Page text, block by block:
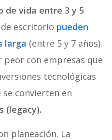
de vida entre 3 y 5
escritorio pueden
larga (entre 5 y 7 años).
peor con empresas que
tecnológicas
se convierten en
(legacy).
planeación. La